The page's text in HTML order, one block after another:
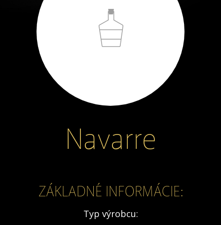
Navarre
ZÁKLADNÉ INFORMÁCIE:
Typ výrobcu: